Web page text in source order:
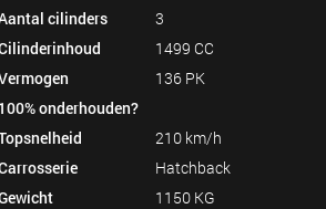
cilinders
3
1499 CC
136 PK
100% onderhouden?
210 km/h
Hatchback
1150 KG